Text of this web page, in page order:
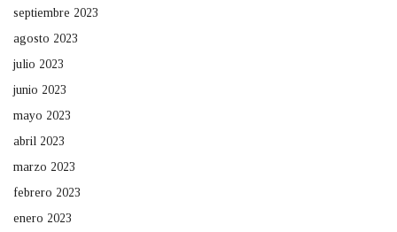
septiembre 2023
agosto 2023
julio 2023
junio 2023
mayo 2023
abril 2023
marzo 2023
febrero 2023
enero 2023